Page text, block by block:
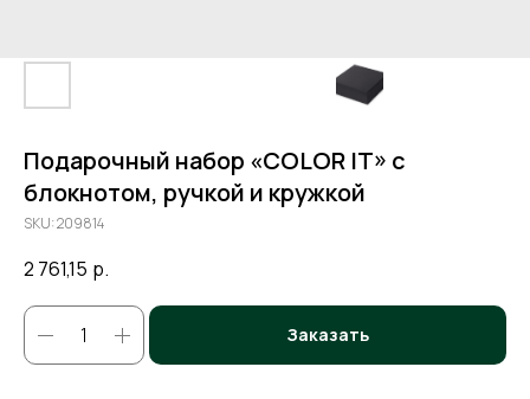
Подарочный набор «COLOR IT» c
блокнотом, ручкой и кружкой
SKU:209814
2 761,15 р.
Заказать